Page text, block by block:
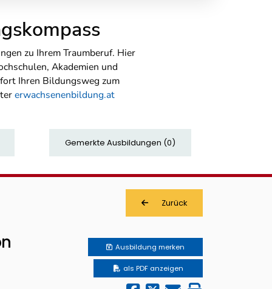
zu Ihrem Traumberuf. Hier
Akademien und
Ihren Bildungsweg zum
erwachsenenbildung.at
Gemerkte Ausbildungen (0)
Zurück
Ausbildung merken
als PDF anzeigen